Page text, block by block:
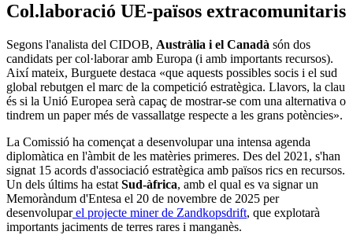
Col.laboració UE-països extracomunitaris
Segons l'analista del CIDOB, Austràlia i el Canadà són dos
candidats per col·laborar amb Europa (i amb importants recursos).
Així mateix, Burguete destaca «que aquests possibles socis i el sud
global rebutgen el marc de la competició estratègica. Llavors, la clau
és si la Unió Europea serà capaç de mostrar-se com una alternativa o
tindrem un paper més de vassallatge respecte a les grans potències».
La Comissió ha començat a desenvolupar una intensa agenda
diplomàtica en l'àmbit de les matèries primeres. Des del 2021, s'han
signat 15 acords d'associació estratègica amb països rics en recursos.
Un dels últims ha estat Sud-àfrica, amb el qual es va signar un
Memoràndum d'Entesa el 20 de novembre de 2025 per
desenvoluparel projecte miner de Zandkopsdrift, que explotarà
importants jaciments de terres rares i manganès.